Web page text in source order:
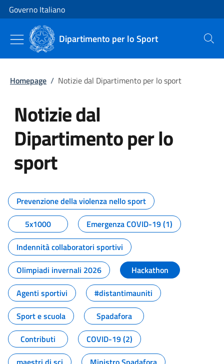
Vai al contenuto
Vai alla navigazione del sito
Governo Italiano
Dipartimento per lo Sport Cerca
Homepage / Notizie dal Dipartimento per lo sport
Notizie dal
Dipartimento per lo
sport
Tutti i contenuti della pagina
Prevenzione della violenza nello sport
5x1000
Emergenza COVID-19 (1)
Indennità collaboratori sportivi
Olimpiadi invernali 2026
Hackathon
Agenti sportivi
#distantimauniti
Sport e scuola
Spadafora
Contributi
COVID-19 (2)